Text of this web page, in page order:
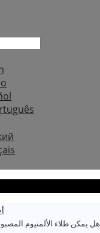
هل يمكن طلاء الألمنيوم